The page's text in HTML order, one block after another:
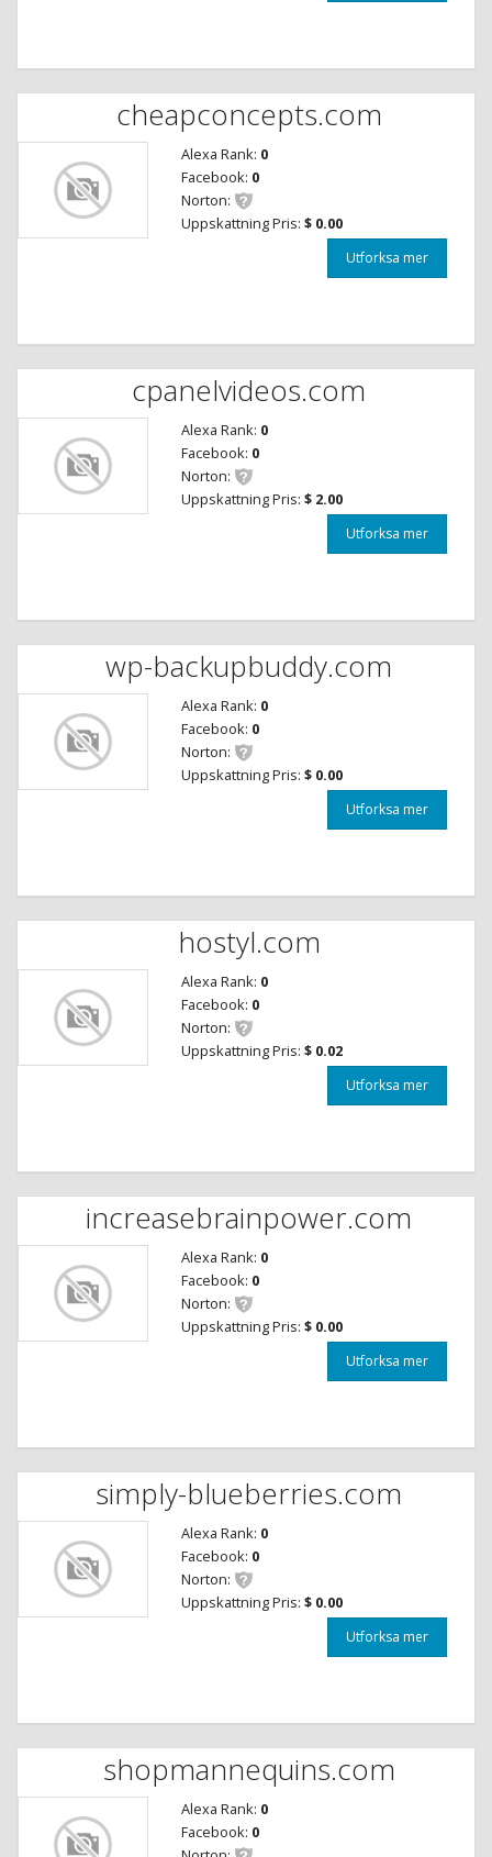
cheapconcepts.com
Alexa Rank: 0
Facebook: 0
Norton:
Uppskattning Pris: $ 0.00
Utforksa mer
cpanelvideos.com
Alexa Rank: 0
Facebook: 0
Norton:
Uppskattning Pris: $ 2.00
Utforksa mer
wp-backupbuddy.com
Alexa Rank: 0
Facebook: 0
Norton:
Uppskattning Pris: $ 0.00
Utforksa mer
hostyl.com
Alexa Rank: 0
Facebook: 0
Norton:
Uppskattning Pris: $ 0.02
Utforksa mer
increasebrainpower.com
Alexa Rank: 0
Facebook: 0
Norton:
Uppskattning Pris: $ 0.00
Utforksa mer
simply-blueberries.com
Alexa Rank: 0
Facebook: 0
Norton:
Uppskattning Pris: $ 0.00
Utforksa mer
shopmannequins.com
Alexa Rank: 0
Facebook: 0